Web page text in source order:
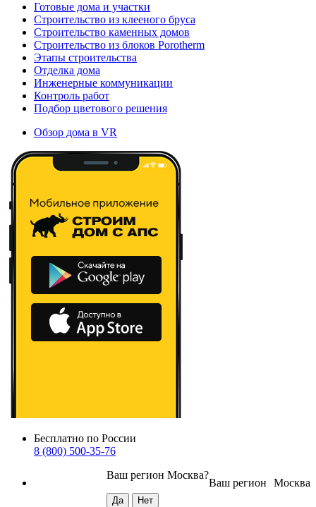
Готовые дома и участки
Строительство из клееного бруса
Строительство каменных домов
Строительство из блоков Porotherm
Этапы строительства
Отделка дома
Инженерные коммуникации
Контроль работ
Подбор цветового решения
Обзор дома в VR
Бесплатно по России
8 (800) 500-35-76
Москва
Ваш регион
Ваш регион Москва?